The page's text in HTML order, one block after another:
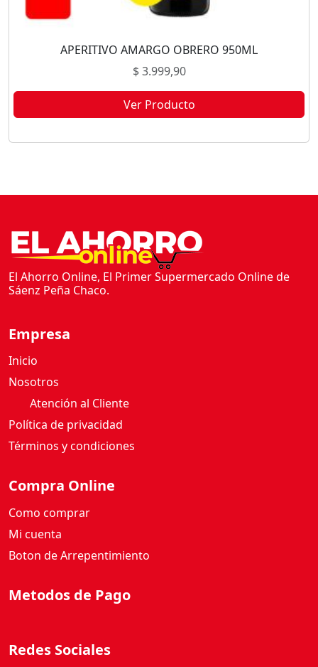
APERITIVO AMARGO OBRERO 950ML
$3.999,90
Ver Producto
El Ahorro Online, El Primer Supermercado Online de
Sáenz Peña Chaco.
Empresa
Inicio
Nosotros
Atención al Cliente
Política de privacidad
Términos y condiciones
Compra Online
Como comprar
Mi cuenta
Boton de Arrepentimiento
Metodos de Pago
Redes Sociales